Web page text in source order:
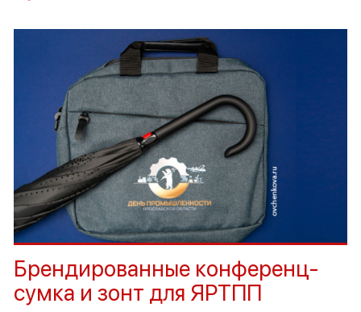
Брендированные конференц-
сумка и зонт для ЯРТПП